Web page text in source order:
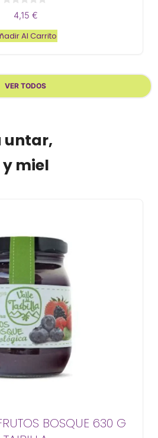
e
5
4,15 €
Al Carrito
VER TODOS
untar,
miel
BOSQUE 630 G